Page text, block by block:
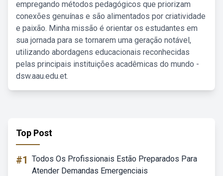
empregando métodos pedagógicos que priorizam
conexões genuínas e são alimentados por criatividade
e paixão. Minha missão é orientar os estudantes em
sua jornada para se tornarem uma geração notável,
utilizando abordagens educacionais reconhecidas
pelas principais instituições acadêmicas do mundo -
dsw.aau.edu.et.
Top Post
#1 Todos Os Profissionais Estão Preparados Para
Atender Demandas Emergenciais